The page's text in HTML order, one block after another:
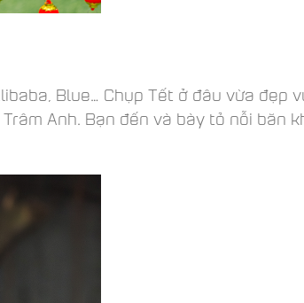
Blue… Chụp Tết ở đâu vừa đẹp
Anh. Bạn đến và bày tỏ nỗi băn